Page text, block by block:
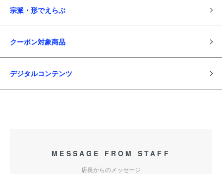
宗派・形でえらぶ
クーポン対象商品
デジタルコンテンツ
MESSAGE FROM STAFF
店長からのメッセージ